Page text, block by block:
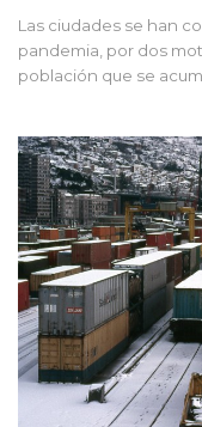
Las ciudades se han
pandemia, por dos
población que se